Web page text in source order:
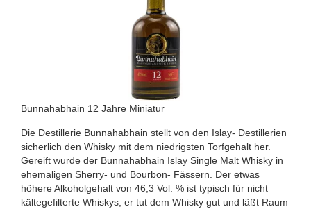
Bunnahabhain 12 Jahre Miniatur
Die Destillerie Bunnahabhain stellt von den Islay- Destillerien
sicherlich den Whisky mit dem niedrigsten Torfgehalt her.
Gereift wurde der Bunnahabhain Islay Single Malt Whisky in
ehemaligen Sherry- und Bourbon- Fässern. Der etwas
höhere Alkoholgehalt von 46,3 Vol. % ist typisch für nicht
kältegefilterte Whiskys, er tut dem Whisky gut und läßt Raum